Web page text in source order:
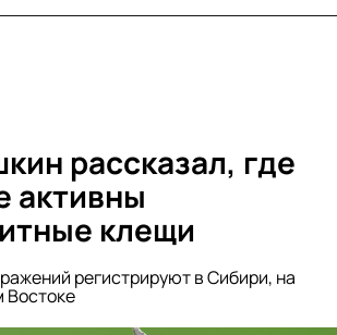
рассказал, где
активны
клещи
регистрируют в Сибири, на
Востоке